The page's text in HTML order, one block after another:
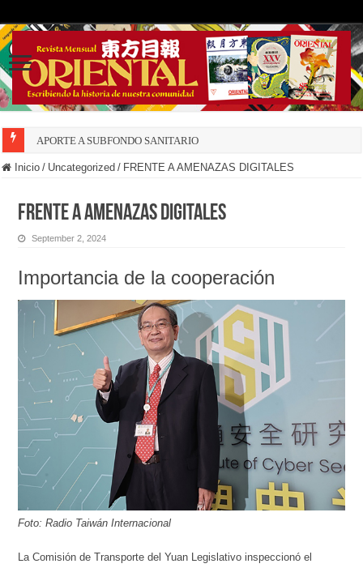
APORTE A SUBFONDO SANITARIO
Inicio / Uncategorized / FRENTE A AMENAZAS DIGITALES
FRENTE A AMENAZAS DIGITALES
September 2, 2024
Importancia de la cooperación
Foto: Radio Taiwán Internacional
La Comisión de Transporte del Yuan Legislativo inspeccionó el